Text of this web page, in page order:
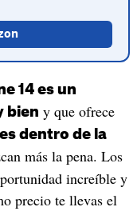
14 es un
bien y que ofrece
dentro de la
más la pena. Los
increíble y
precio te llevas el